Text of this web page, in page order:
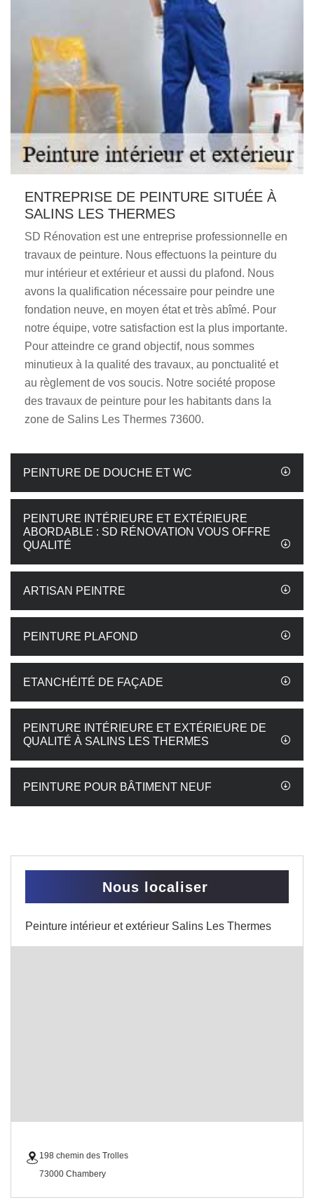
ENTREPRISE DE PEINTURE SITUÉE À
SALINS LES THERMES
SD Rénovation est une entreprise professionnelle en
travaux de peinture. Nous effectuons la peinture du
mur intérieur et extérieur et aussi du plafond. Nous
avons la qualification nécessaire pour peindre une
fondation neuve, en moyen état et très abîmé. Pour
notre équipe, votre satisfaction est la plus importante.
Pour atteindre ce grand objectif, nous sommes
minutieux à la qualité des travaux, au ponctualité et
au règlement de vos soucis. Notre société propose
des travaux de peinture pour les habitants dans la
zone de Salins Les Thermes 73600.
PEINTURE DE DOUCHE ET WC
PEINTURE INTÉRIEURE ET EXTÉRIEURE
ABORDABLE : SD RÉNOVATION VOUS OFFRE
QUALITÉ
ARTISAN PEINTRE
PEINTURE PLAFOND
ETANCHÉITÉ DE FAÇADE
PEINTURE INTÉRIEURE ET EXTÉRIEURE DE
QUALITÉ À SALINS LES THERMES
PEINTURE POUR BÂTIMENT NEUF
Nous localiser
Peinture intérieur et extérieur Salins Les Thermes
198 chemin des Trolles
73000 Chambery